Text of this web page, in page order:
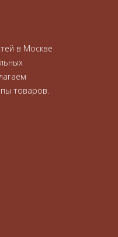
в Москве
товаров.